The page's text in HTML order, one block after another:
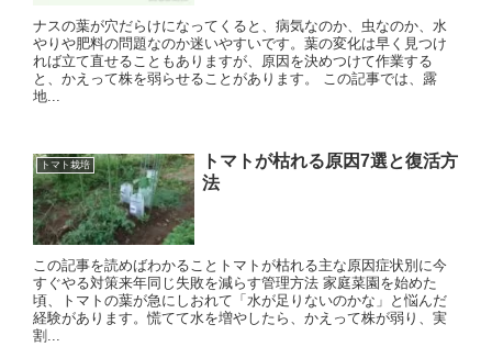
ナスの葉が穴だらけになってくると、病気なのか、虫なのか、水
やりや肥料の問題なのか迷いやすいです。葉の変化は早く見つけ
れば立て直せることもありますが、原因を決めつけて作業する
と、かえって株を弱らせることがあります。 この記事では、露
地...
トマト栽培
トマトが枯れる原因7選と復活方
法
この記事を読めばわかることトマトが枯れる主な原因症状別に今
すぐやる対策来年同じ失敗を減らす管理方法 家庭菜園を始めた
頃、トマトの葉が急にしおれて「水が足りないのかな」と悩んだ
経験があります。慌てて水を増やしたら、かえって株が弱り、実
割...